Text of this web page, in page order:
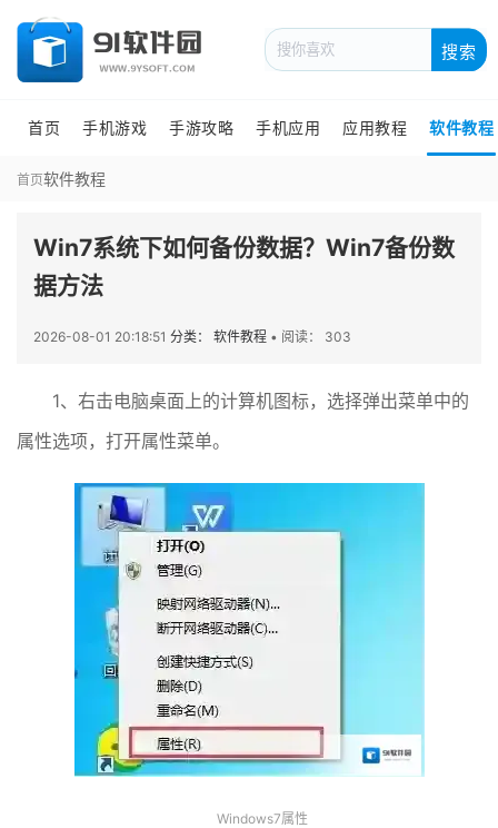
搜索
首页 手机游戏 手游攻略 手机应用 应用教程 软件教程
首页软件教程
Win7系统下如何备份数据？Win7备份数
据方法
2026-08-01 20:18:51 分类： 软件教程 • 阅读： 303
1、右击电脑桌面上的计算机图标，选择弹出菜单中的
属性选项，打开属性菜单。
Windows7属性